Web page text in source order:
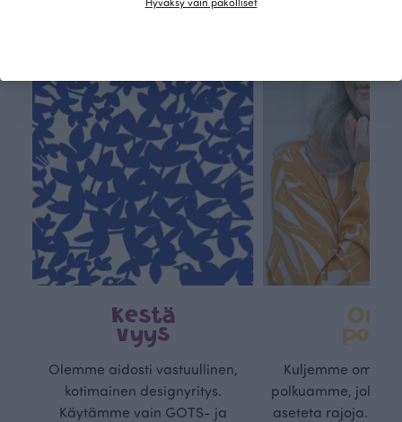
Kestä
vyys
Olemme aidosti vastuullinen,
kotimainen designyritys.
Käytämme vain GOTS- ja
Oma
Kuljemme omaa,
polkuamme, jolla
aseteta rajoja.